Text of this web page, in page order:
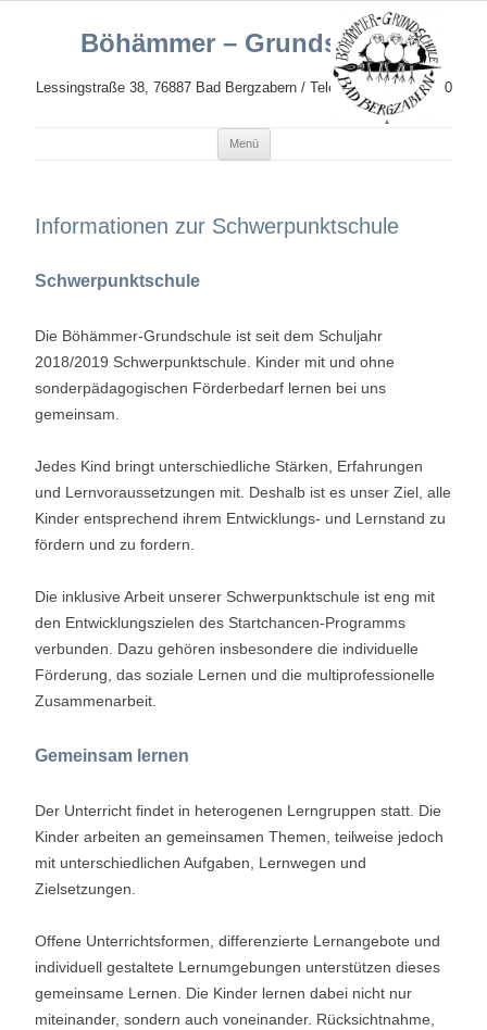
Böhämmer – Grundschule
Lessingstraße 38, 76887 Bad Bergzabern / Telefon: 06343 989620
Menü
springen
Informationen zur Schwerpunktschule
Schwerpunktschule
Die Böhämmer-Grundschule ist seit dem Schuljahr
2018/2019 Schwerpunktschule. Kinder mit und ohne
sonderpädagogischen Förderbedarf lernen bei uns
gemeinsam.
Jedes Kind bringt unterschiedliche Stärken, Erfahrungen
und Lernvoraussetzungen mit. Deshalb ist es unser Ziel, alle
Kinder entsprechend ihrem Entwicklungs- und Lernstand zu
fördern und zu fordern.
Die inklusive Arbeit unserer Schwerpunktschule ist eng mit
den Entwicklungszielen des Startchancen-Programms
verbunden. Dazu gehören insbesondere die individuelle
Förderung, das soziale Lernen und die multiprofessionelle
Zusammenarbeit.
Gemeinsam lernen
Der Unterricht findet in heterogenen Lerngruppen statt. Die
Kinder arbeiten an gemeinsamen Themen, teilweise jedoch
mit unterschiedlichen Aufgaben, Lernwegen und
Zielsetzungen.
Offene Unterrichtsformen, differenzierte Lernangebote und
individuell gestaltete Lernumgebungen unterstützen dieses
gemeinsame Lernen. Die Kinder lernen dabei nicht nur
miteinander, sondern auch voneinander. Rücksichtnahme,